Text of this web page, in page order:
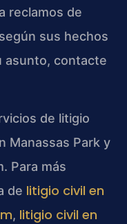
reclamos de
sus hechos
asunto, contacte
de litigio
Manassas Park y
Para más
de litigio civil en
, litigio civil en